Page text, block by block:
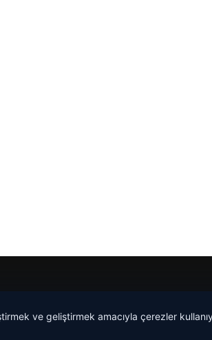
ve geliştirmek amacıyla çerezler